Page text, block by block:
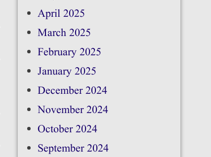
April 2025
March 2025
February 2025
January 2025
December 2024
November 2024
October 2024
September 2024